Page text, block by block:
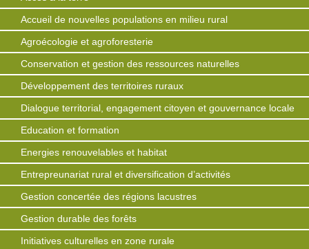
Accueil de nouvelles populations en milieu rural
Agroécologie et agroforesterie
Conservation et gestion des ressources naturelles
Développement des territoires ruraux
Dialogue territorial, engagement citoyen et gouvernance locale
Education et formation
Energies renouvelables et habitat
Entrepreunariat rural et diversification d’activités
Gestion concertée des régions lacustres
Gestion durable des forêts
Initiatives culturelles en zone rurale